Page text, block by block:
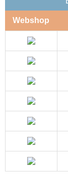
Webshop